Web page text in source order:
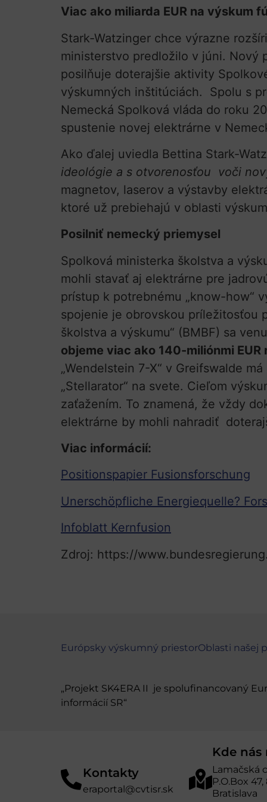
Viac ako miliarda EUR na výskum
Stark-Watzinger chce výrazne
ministerstvo predložilo v júni. Nový
posilňuje doterajšie aktivity
výskumných inštitúciách. Spolu s
Nemecká Spolková vláda do roku
spustenie novej elektrárne v
Ako ďalej uviedla Bettina Stark-
ideológie a s otvorenosťou voči
magnetov, laserov a výstavby
ktoré už prebiehajú v oblasti
Posilniť nemecký priemysel
Spolková ministerka školstva a
mohli stavať aj elektrárne pre
prístup k potrebnému „know-how“
spojenie je obrovskou príležitosťou
školstva a výskumu“ (BMBF) sa
objeme viac ako 140-miliónmi EUR
„Wendelstein 7-X“ v Greifswalde
„Stellarator“ na svete. Cieľom
zaťažením. To znamená, že vždy
elektrárne by mohli nahradiť
Viac informácií:
Positionspapier Fusionsforschung
Unerschöpfliche Energiequelle?
Infoblatt Kernfusion
Zdroj: https://
Európsky výskumný priestorOblasti našej
„Projekt SK4ERA II je spolufinancovaný
informácií SR“
Kontakty
eraportal@cvtisr.sk
Kde nás
Lamačská
P.O.Box
Bratislava